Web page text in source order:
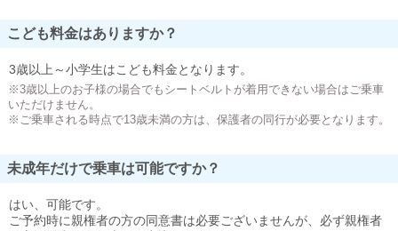
こども料金はありますか？
3歳以上～小学生はこども料金となります。
※3歳以上のお子様の場合でもシートベルトが着用できない場合はご乗車
いただけません。
※ご乗車される時点で13歳未満の方は、保護者の同行が必要となります。
未成年だけで乗車は可能ですか？
はい、可能です。
ご予約時に親権者の方の同意書は必要ございませんが、必ず親権者